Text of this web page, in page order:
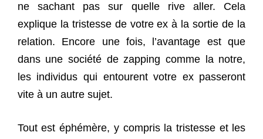
ne sachant pas sur quelle rive aller. Cela
explique la tristesse de votre ex à la sortie de la
relation. Encore une fois, l’avantage est que
dans une société de zapping comme la notre,
les individus qui entourent votre ex passeront
vite à un autre sujet.
Tout est éphémère, y compris la tristesse et les